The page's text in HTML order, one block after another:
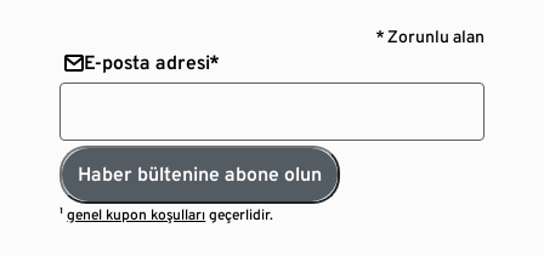
* Zorunlu alan
E-posta adresi*
Haber bültenine abone olun
¹genel kupon koşulları geçerlidir.